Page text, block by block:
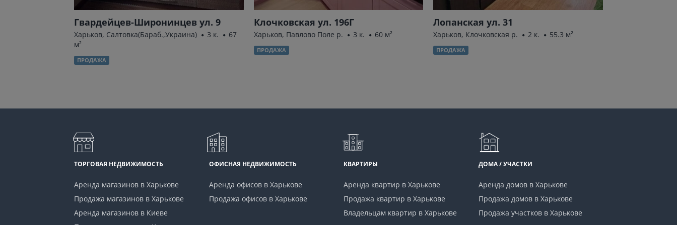
Гвардейцев-Широнинцев ул. 9
Харьков, Салтовка(Бараб.,Украина) 3 к.
67
м²
ПРОДАЖА
Клочковская ул. 196Г
Харьков, Павлово Поле р. 3 к. 60 м²
ПРОДАЖА
Лопанская ул. 31
Харьков, Клочковская р. 2 к. 55.3 м²
ПРОДАЖА
ТОРГОВАЯ НЕДВИЖИМОСТЬ
Аренда магазинов в Харькове
Продажа магазинов в Харькове
Аренда магазинов в Киеве
ОФИСНАЯ НЕДВИЖИМОСТЬ
Аренда офисов в Харькове
Продажа офисов в Харькове
КВАРТИРЫ
Аренда квартир в Харькове
Продажа квартир в Харькове
Владельцам квартир в Харькове
ДОМА / УЧАСТКИ
Аренда домов в Харькове
Продажа домов в Харькове
Продажа участков в Харькове